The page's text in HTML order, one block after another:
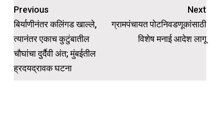
Post
navigation
Previous
बिर्याणीनंतर कलिंगड खाल्ले,
त्यानंतर एकाच कुटुंबातील
चौघांचा दुर्दैवी अंत; मुंबईतील
ह्रदयद्रावक घटना
Next
ग्रामपंचायत पोटनिवडणूकांसाठी
विशेष मनाई आदेश लागू